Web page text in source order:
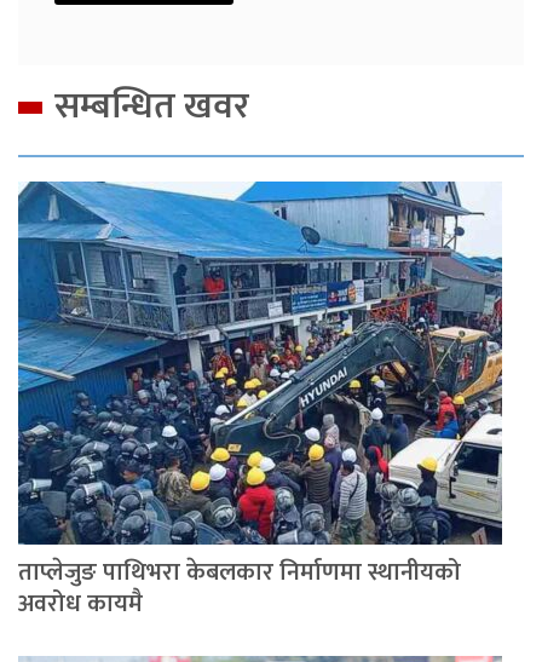
सम्बन्धित खवर
ताप्लेजुङ पाथिभरा केबलकार निर्माणमा स्थानीयको
अवरोध कायमै